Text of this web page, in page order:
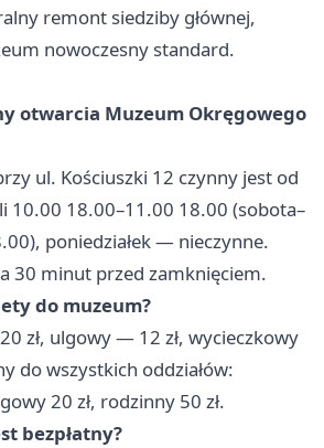
remont siedziby głównej,
nowoczesny standard.
otwarcia Muzeum Okręgowego
ul. Kościuszki 12 czynny jest od
10.00 18.00–11.00 18.00 (sobota–
poniedziałek — nieczynne.
30 minut przed zamknięciem.
do muzeum?
zł, ulgowy — 12 zł, wycieczkowy
do wszystkich oddziałów:
20 zł, rodzinny 50 zł.
bezpłatny?